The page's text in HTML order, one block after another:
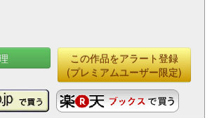
この作品をアラート登録
(プレミアムユーザー限定)